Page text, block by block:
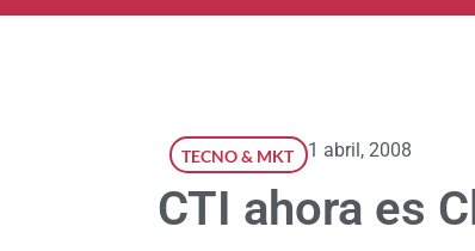
TECNO & MKT 1 abril, 2008
CTI ahora es